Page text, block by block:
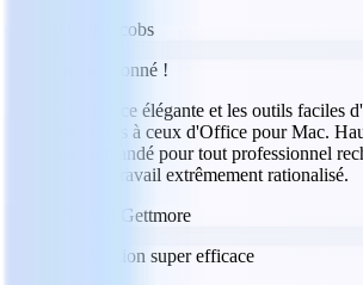
Jeff Jacobs
Impressionné !
L'interface élégante et les outils faciles
similaires à ceux d'Office pour Mac.
recommandé pour tout professionnel
flux de travail extrêmement rationalisé.
Paul Gettmore
Application super efficace